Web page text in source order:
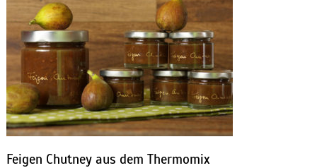
Feigen Chutney aus dem Thermomix